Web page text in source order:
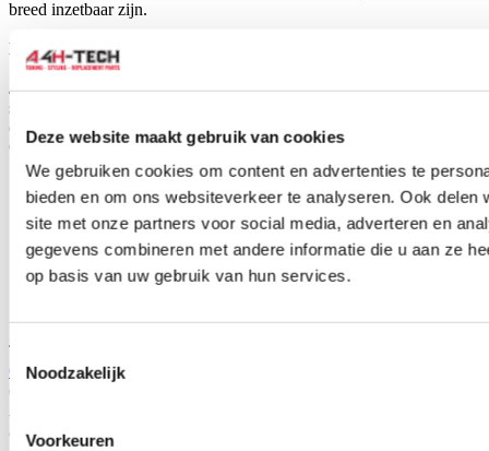
Deze website maakt gebruik van cookies
We gebruiken cookies om content en advertenties te
bieden en om ons websiteverkeer te analyseren. Ook
site met onze partners voor social media, adverteren en
gegevens combineren met andere informatie die u aan ze
op basis van uw gebruik van hun services.
Toestemmingsselectie
Noodzakelijk
Voorkeuren
breed inzetbaar zijn.
Hoe weet je of dit product geschikt is voor jouw auto?
Je schaft dit product aan op basis van eigen inzicht. Door de
specificaties, afbeelding of titel van het product te raadplegen, kun je
controleren of het geschikt is voor jouw auto.
Gerelateerde producten
TIP
COMBO Package Onderhoud Motul olie+Hamp olie filter
(universeel)
Je bespaart